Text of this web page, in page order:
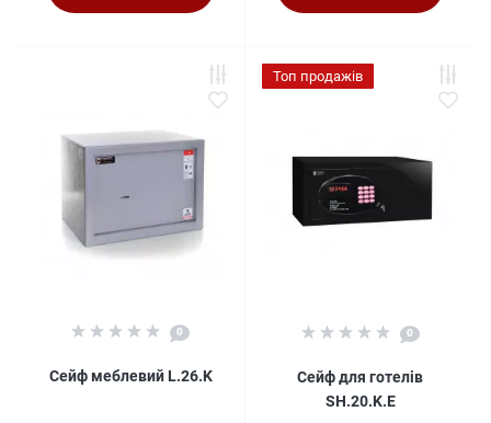
0
Сейф меблевий L.26.K
Топ продажів
0
Сейф для готелів
SH.20.K.E